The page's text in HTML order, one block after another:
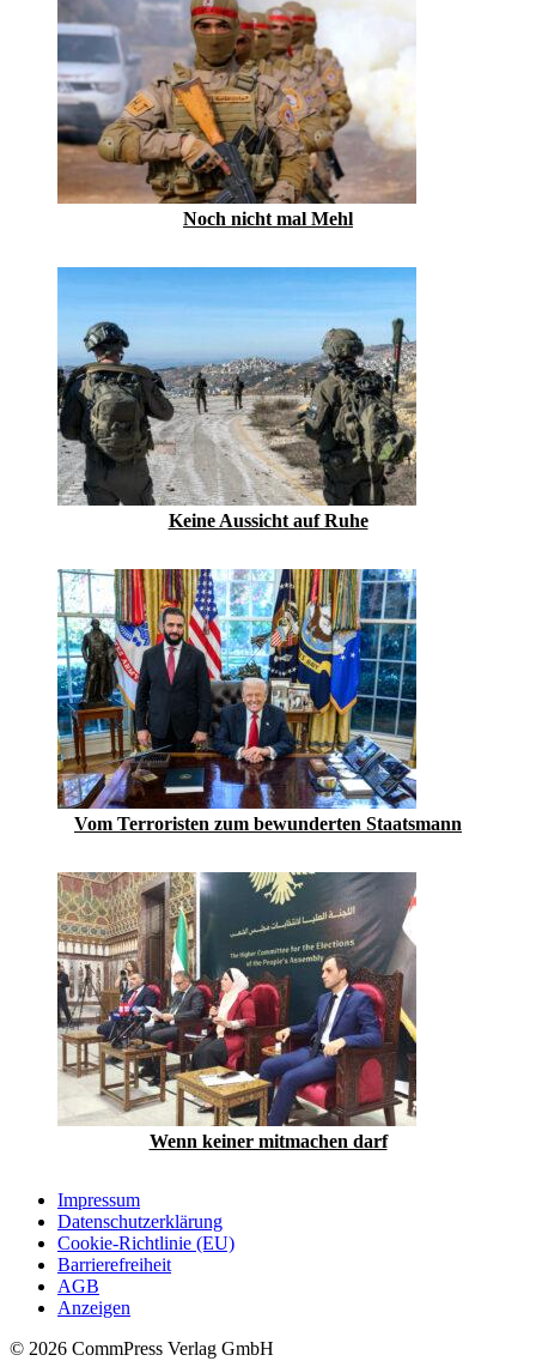
Noch nicht mal Mehl
Keine Aussicht auf Ruhe
Vom Terroristen zum bewunderten Staatsmann
Wenn keiner mitmachen darf
Impressum
Datenschutzerklärung
Cookie-Richtlinie (EU)
Barrierefreiheit
AGB
Anzeigen
© 2026 CommPress Verlag GmbH